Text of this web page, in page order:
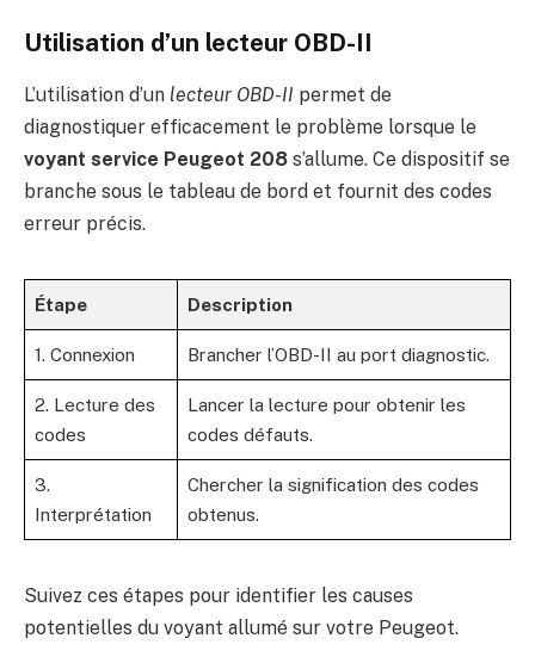
Utilisation d’un lecteur OBD-II
L’utilisation d’un lecteur OBD-II permet de
diagnostiquer efficacement le problème lorsque le
voyant service Peugeot 208 s’allume. Ce dispositif se
branche sous le tableau de bord et fournit des codes
erreur précis.
Étape Description
1. Connexion Brancher l’OBD-II au port diagnostic.
2. Lecture des
codes
Lancer la lecture pour obtenir les
codes défauts.
3.
Interprétation
Chercher la signification des codes
obtenus.
Suivez ces étapes pour identifier les causes
potentielles du voyant allumé sur votre Peugeot.